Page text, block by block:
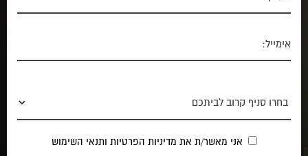
אני מאשר/ת את מדיניות הפרטיות ותנאי השימוש